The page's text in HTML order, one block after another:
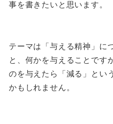
事を書きたいと思います。
テーマは「与える精神」に
と、何かを与えることです
のを与えたら「減る」とい
かもしれません。